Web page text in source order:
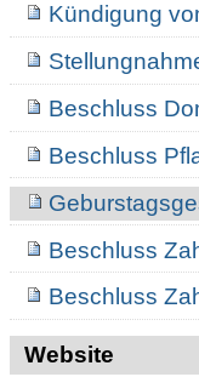
Kündigung
Beschluss
Beschluss
Beschluss
Beschluss
Website